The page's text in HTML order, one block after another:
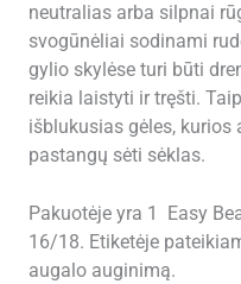
neutralias arba silpnai
svogūnėliai sodinami
gylio skylėse turi būti
reikia laistyti ir tręšti.
išblukusias gėles,
pastangų sėti sėklas.
Pakuotėje yra 1 Easy
16/18. Etiketėje
augalo auginimą.